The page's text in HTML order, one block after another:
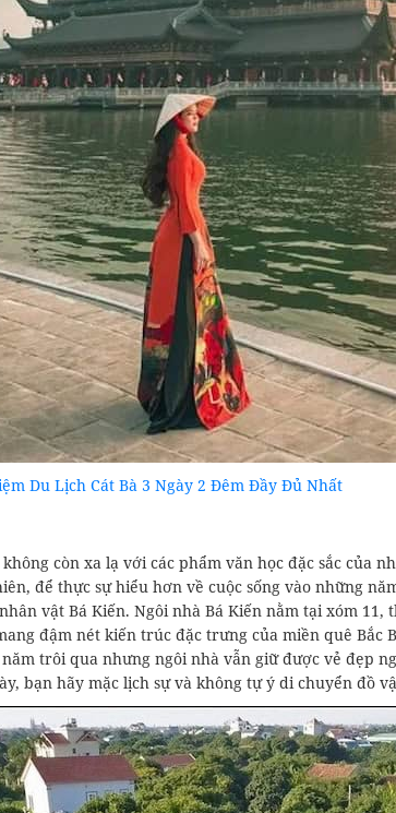
Du Lịch Cát Bà 3 Ngày 2 Đêm Đầy Đủ Nhất
còn xa lạ với các phẩm văn học đặc sắc của
để thực sự hiểu hơn về cuộc sống vào những
vật Bá Kiến. Ngôi nhà Bá Kiến nằm tại xóm
đậm nét kiến trúc đặc trưng của miền quê Bắc
trôi qua nhưng ngôi nhà vẫn giữ được vẻ đẹp
bạn hãy mặc lịch sự và không tự ý di chuyển đồ